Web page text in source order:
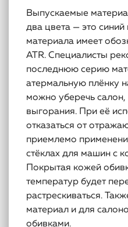
Выпускаемые
два цвета — это
материала имеет
ATR. Специалисты
последнюю серию
атермальную плёнку
можно уберечь салон,
выгорания. При её
отказаться от
приемлемо
стёклах для машин с
Покрытая кожей
температур будет
растрескиваться.
материал и для
обивками.